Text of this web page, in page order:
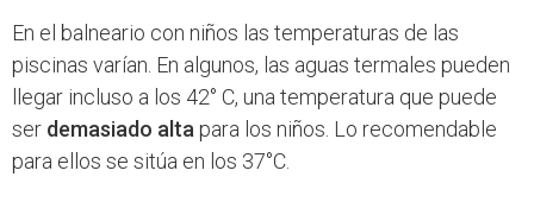
En el balneario con niños las temperaturas de las
piscinas varían. En algunos, las aguas termales pueden
llegar incluso a los 42° C, una temperatura que puede
ser demasiado alta para los niños. Lo recomendable
para ellos se sitúa en los 37°C.